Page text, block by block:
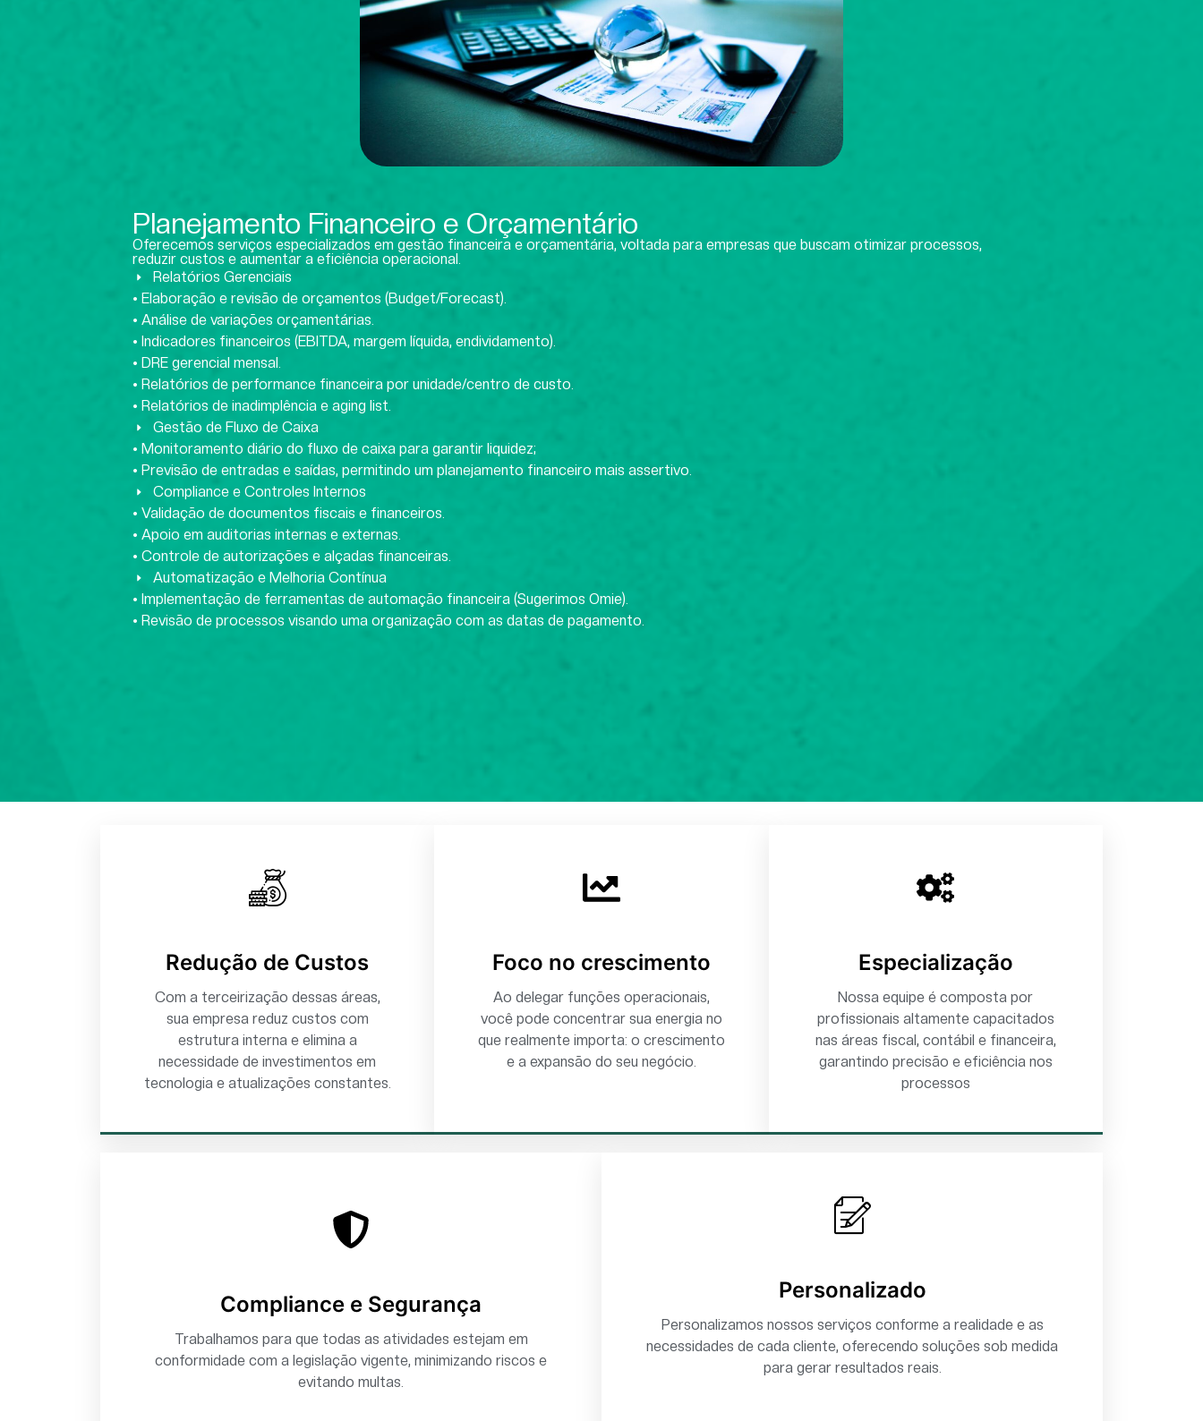
Planejamento Financeiro e Orçamentário
Oferecemos serviços especializados em gestão financeira e orçamentária, voltada para empresas que buscam otimizar processos,
reduzir custos e aumentar a eficiência operacional.
Relatórios Gerenciais
• Elaboração e revisão de orçamentos (Budget/Forecast).
• Análise de variações orçamentárias.
• Indicadores financeiros (EBITDA, margem líquida, endividamento).
• DRE gerencial mensal.
• Relatórios de performance financeira por unidade/centro de custo.
• Relatórios de inadimplência e aging list.
Gestão de Fluxo de Caixa
• Monitoramento diário do fluxo de caixa para garantir liquidez;
• Previsão de entradas e saídas, permitindo um planejamento financeiro mais assertivo.
Compliance e Controles Internos
• Validação de documentos fiscais e financeiros.
• Apoio em auditorias internas e externas.
• Controle de autorizações e alçadas financeiras.
Automatização e Melhoria Contínua
• Implementação de ferramentas de automação financeira (Sugerimos Omie).
• Revisão de processos visando uma organização com as datas de pagamento.
Redução de Custos
Com a terceirização dessas áreas,
sua empresa reduz custos com
estrutura interna e elimina a
necessidade de investimentos em
tecnologia e atualizações constantes.
Foco no crescimento
Ao delegar funções operacionais,
você pode concentrar sua energia no
que realmente importa: o crescimento
e a expansão do seu negócio.
Especialização
Nossa equipe é composta por
profissionais altamente capacitados
nas áreas fiscal, contábil e financeira,
garantindo precisão e eficiência nos
processos
Compliance e Segurança
Trabalhamos para que todas as atividades estejam em
conformidade com a legislação vigente, minimizando riscos e
evitando multas.
Personalizado
Personalizamos nossos serviços conforme a realidade e as
necessidades de cada cliente, oferecendo soluções sob medida
para gerar resultados reais.